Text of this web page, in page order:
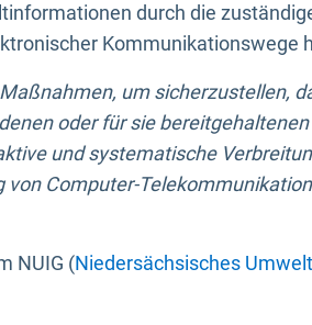
durch die
Kommunikationswege
um sicherzustellen,
oder für sie bereitgehaltenen
und systematische
Computer-
NUIG (Niedersächsisches